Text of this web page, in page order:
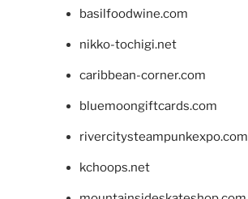
basilfoodwine.com
nikko-tochigi.net
caribbean-corner.com
bluemoongiftcards.com
rivercitysteampunkexpo.com
kchoops.net